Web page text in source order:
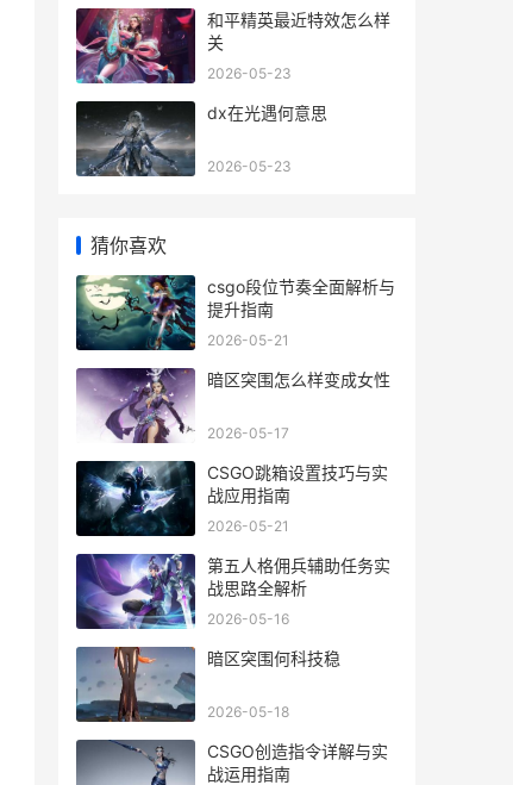
和平精英最近特效怎么样
关
2026-05-23
dx在光遇何意思
2026-05-23
猜你喜欢
csgo段位节奏全面解析与
提升指南
2026-05-21
暗区突围怎么样变成女性
2026-05-17
CSGO跳箱设置技巧与实
战应用指南
2026-05-21
第五人格佣兵辅助任务实
战思路全解析
2026-05-16
暗区突围何科技稳
2026-05-18
CSGO创造指令详解与实
战运用指南